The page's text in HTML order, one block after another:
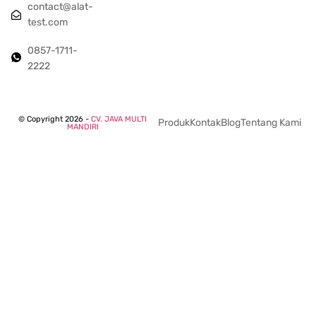
contact@alat-
test.com
0857-1711-
2222
© Copyright 2026 - CV. JAVA MULTI
MANDIRI
ProdukKontakBlogTentang Kami